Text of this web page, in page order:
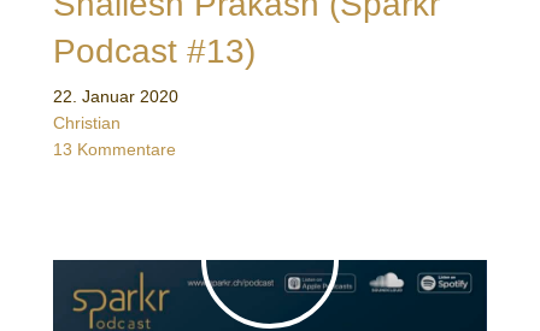
Podcast #13)
22. Januar 2020
Christian
13 Kommentare